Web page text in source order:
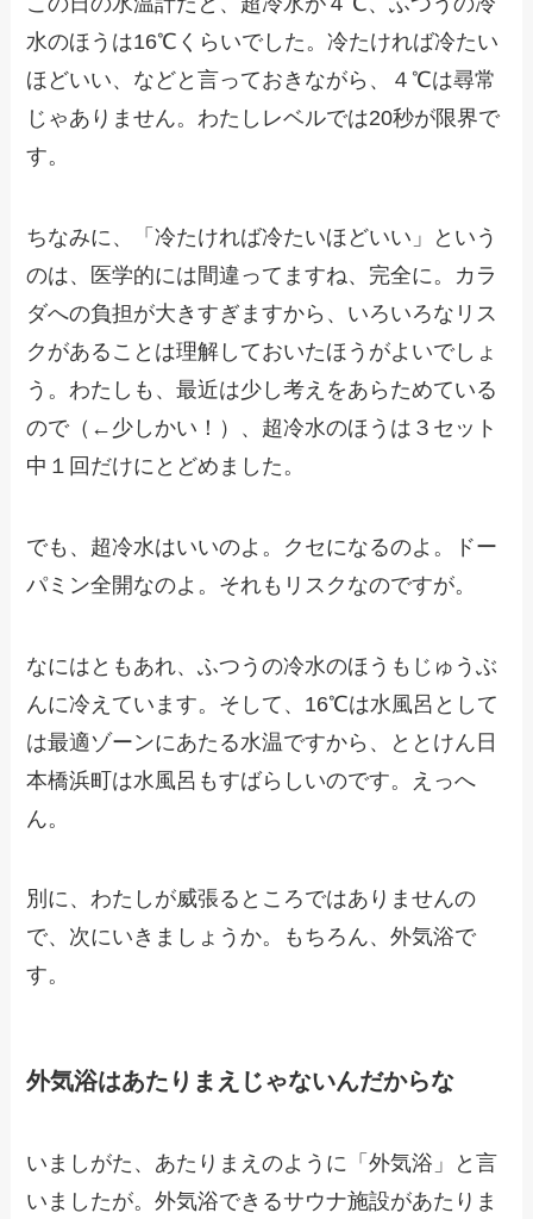
水のほうは16℃くらいでした。冷たければ冷たい
ほどいい、などと言っておきながら、４℃は尋常
じゃありません。わたしレベルでは20秒が限界で
す。
ちなみに、「冷たければ冷たいほどいい」という
のは、医学的には間違ってますね、完全に。カラ
ダへの負担が大きすぎますから、いろいろなリス
クがあることは理解しておいたほうがよいでしょ
う。わたしも、最近は少し考えをあらためている
ので（←少しかい！）、超冷水のほうは３セット
中１回だけにとどめました。
でも、超冷水はいいのよ。クセになるのよ。ドー
パミン全開なのよ。それもリスクなのですが。
なにはともあれ、ふつうの冷水のほうもじゅうぶ
んに冷えています。そして、16℃は水風呂として
は最適ゾーンにあたる水温ですから、ととけん日
本橋浜町は水風呂もすばらしいのです。えっへ
ん。
別に、わたしが威張るところではありませんの
で、次にいきましょうか。もちろん、外気浴で
す。
外気浴はあたりまえじゃないんだからな
いましがた、あたりまえのように「外気浴」と言
いましたが。外気浴できるサウナ施設があたりま